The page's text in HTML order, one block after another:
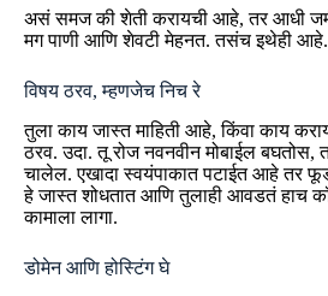
असं समज की शेती करायची आहे, तर आधी
मग पाणी आणि शेवटी मेहनत. तसंच इथेही आहे.
विषय ठरव, म्हणजेच निच रे
तुला काय जास्त माहिती आहे, किंवा काय
ठरव. उदा. तू रोज नवनवीन मोबाईल बघतोस,
चालेल. एखादा स्वयंपाकात पटाईत आहे तर
हे जास्त शोधतात आणि तुलाही आवडतं हाच
कामाला लागा.
डोमेन आणि होस्टिंग घे